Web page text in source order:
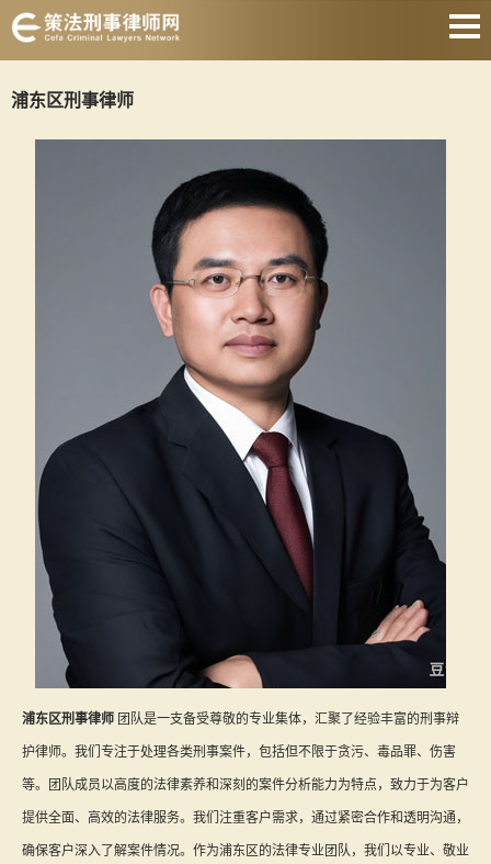
著名刑事律师
刑事律师收费
静安刑事律师
关于我们
浦东区刑事律师
浦东区刑事律师 团队是一支备受尊敬的专业集体，汇聚了经验丰富的刑事辩
护律师。我们专注于处理各类刑事案件，包括但不限于贪污、毒品罪、伤害
等。团队成员以高度的法律素养和深刻的案件分析能力为特点，致力于为客户
提供全面、高效的法律服务。我们注重客户需求，通过紧密合作和透明沟通，
确保客户深入了解案件情况。作为浦东区的法律专业团队，我们以专业、敬业